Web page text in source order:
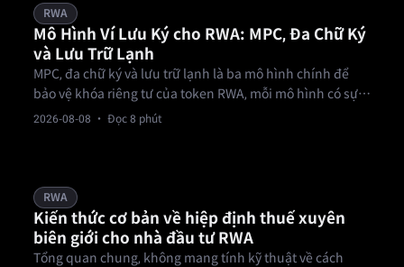
RWA
Mô Hình Ví Lưu Ký cho RWA: MPC, Đa Chữ Ký
và Lưu Trữ Lạnh
MPC, đa chữ ký và lưu trữ lạnh là ba mô hình chính để
bảo vệ khóa riêng tư của token RWA, mỗi mô hình có sự
đánh đổi khác nhau giữa bảo mật, tốc độ và tính linh
2026-08-08 · Đọc 8 phút
RWA
Kiến thức cơ bản về hiệp định thuế xuyên
biên giới cho nhà đầu tư RWA
Tổng quan chung, không mang tính kỹ thuật về cách